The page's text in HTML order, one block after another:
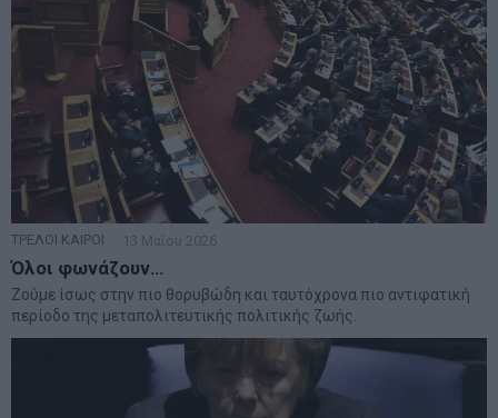
ΤΡΕΛΟΙ ΚΑΙΡΟΙ 13 Μαΐου 2026
Όλοι φωνάζουν…
Ζούμε ίσως στην πιο θορυβώδη και ταυτόχρονα πιο αντιφατική
περίοδο της μεταπολιτευτικής πολιτικής ζωής.